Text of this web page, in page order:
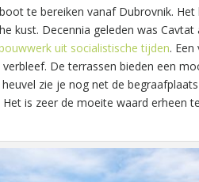
te bereiken vanaf Dubrovnik.
kust. Decennia geleden was
uit socialistische tijden.
De terrassen bieden een
zie je nog net de
is zeer de moeite waard erheen